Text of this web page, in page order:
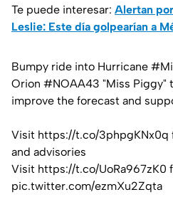
Te puede interesar: Alertan
Leslie: Este día golpearían a
Bumpy ride into Hurricane
Orion #NOAA43 "Miss Piggy"
improve the forecast and
Visit https://t.co/3phpgKNx0q
and advisories
Visit https://t.co/UoRa967zK0
pic.twitter.com/ezmXu2Zqta